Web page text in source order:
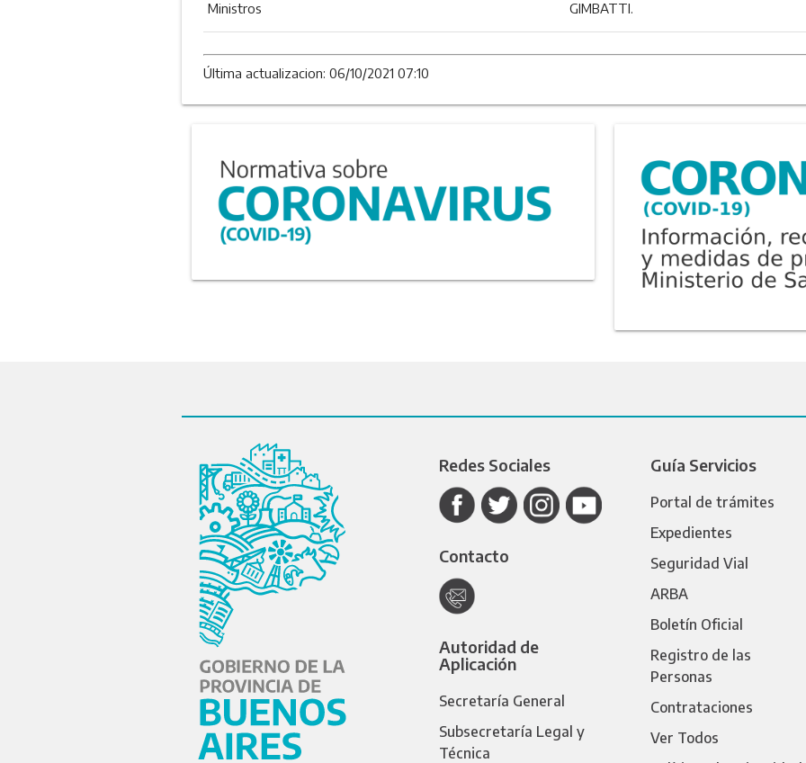
Ministros
GIMBATTI.
Última actualizacion: 06/10/2021 07:10
Redes Sociales
Contacto
Autoridad de
Aplicación
Secretaría General
Subsecretaría Legal y
Técnica
Guía Servicios
Portal de trámites
Expedientes
Seguridad Vial
ARBA
Boletín Oficial
Registro de las
Personas
Contrataciones
Ver Todos